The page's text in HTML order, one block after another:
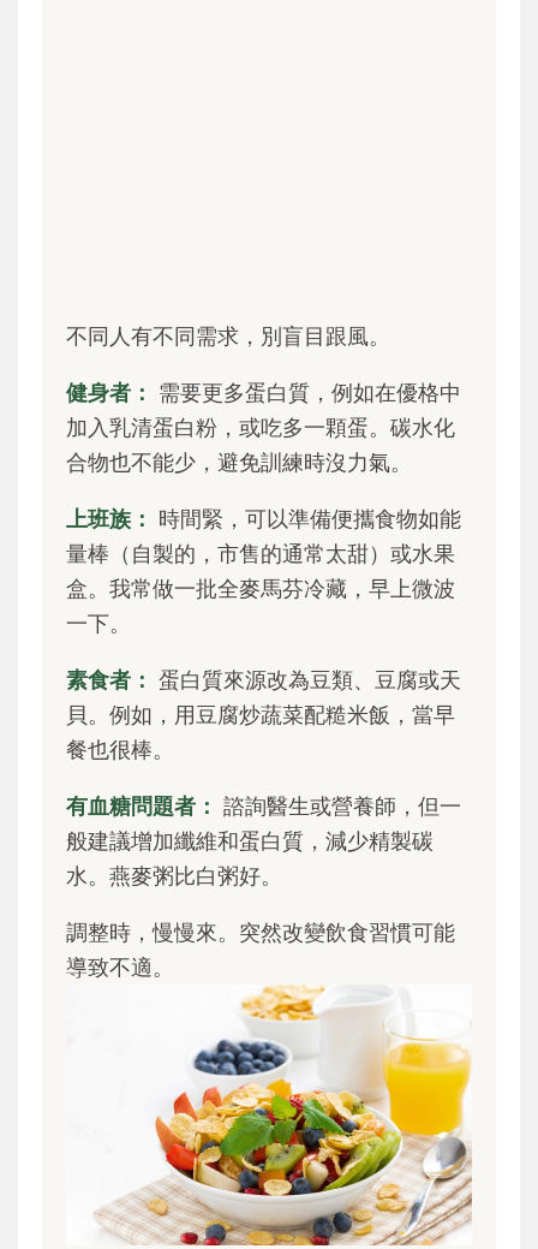
不同人有不同需求，別盲目跟風。
健身者：
需要更多蛋白質，例如在優格中
加入乳清蛋白粉，或吃多一顆蛋。碳水化
合物也不能少，避免訓練時沒力氣。
上班族：
時間緊，可以準備便攜食物如能
量棒（自製的，市售的通常太甜）或水果
盒。我常做一批全麥馬芬冷藏，早上微波
一下。
素食者： 蛋白質來源改為豆類、豆腐或天
貝。例如，用豆腐炒蔬菜配糙米飯，當早
餐也很棒。
有血糖問題者： 諮詢醫生或營養師，但一
般建議增加纖維和蛋白質，減少精製碳
水。燕麥粥比白粥好。
調整時，慢慢來。突然改變飲食習慣可能
導致不適。